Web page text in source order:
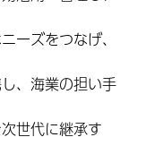
ーズをつなげ、
、海業の担い手
世代に継承す